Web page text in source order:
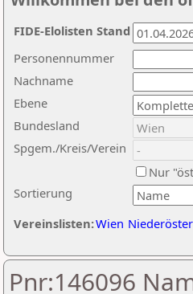
Nachname
Ebene
Sortierung
Personennummer
Bundesland
Spgem./Kreis/Verein
Nur
Vereinslisten:Wien
FIDE-Elolisten Stand
Pnr:146096